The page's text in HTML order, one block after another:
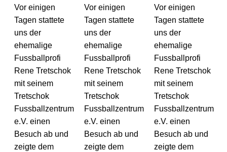
Vor einigen
Tagen stattete
uns der
ehemalige
Fussballprofi
Rene Tretschok
mit seinem
Tretschok
Fussballzentrum
e.V. einen
Besuch ab und
zeigte dem
Vor einigen
Tagen stattete
uns der
ehemalige
Fussballprofi
Rene Tretschok
mit seinem
Tretschok
Fussballzentrum
e.V. einen
Besuch ab und
zeigte dem
Vor einigen
Tagen stattete
uns der
ehemalige
Fussballprofi
Rene Tretschok
mit seinem
Tretschok
Fussballzentrum
e.V. einen
Besuch ab und
zeigte dem